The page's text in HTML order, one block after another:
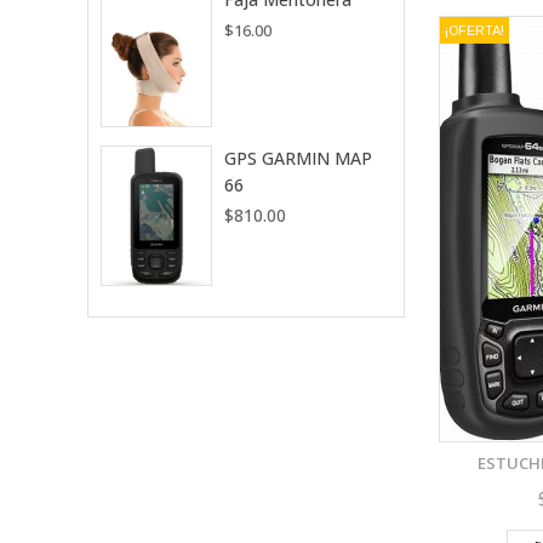
¡OFERTA!
VISTA RÁPIDA
AÑADIR A LA LISTA DE DESEOS
$16.00
GPS GARMIN MAP
66
$810.00